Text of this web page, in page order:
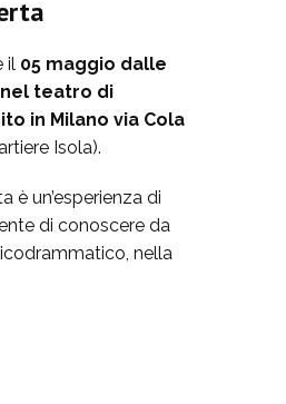
il 05 maggio dalle
nel teatro di
in Milano via Cola
Isola).
è un’esperienza di
di conoscere da
nella